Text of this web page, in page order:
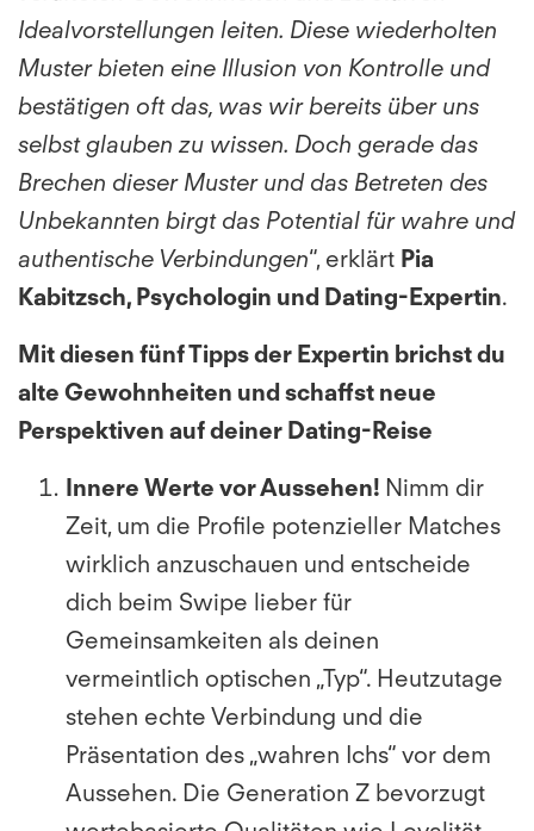
Idealvorstellungen leiten. Diese wiederholten
Muster bieten eine Illusion von Kontrolle und
bestätigen oft das, was wir bereits über uns
selbst glauben zu wissen. Doch gerade das
Brechen dieser Muster und das Betreten des
Unbekannten birgt das Potential für wahre und
authentische Verbindungen“, erklärt Pia
Kabitzsch, Psychologin und Dating-Expertin.
Mit diesen fünf Tipps der Expertin brichst du
alte Gewohnheiten und schaffst neue
Perspektiven auf deiner Dating-Reise
Innere Werte vor Aussehen! Nimm dir
Zeit, um die Profile potenzieller Matches
wirklich anzuschauen und entscheide
dich beim Swipe lieber für
Gemeinsamkeiten als deinen
vermeintlich optischen „Typ“. Heutzutage
stehen echte Verbindung und die
Präsentation des „wahren Ichs“ vor dem
Aussehen. Die Generation Z bevorzugt